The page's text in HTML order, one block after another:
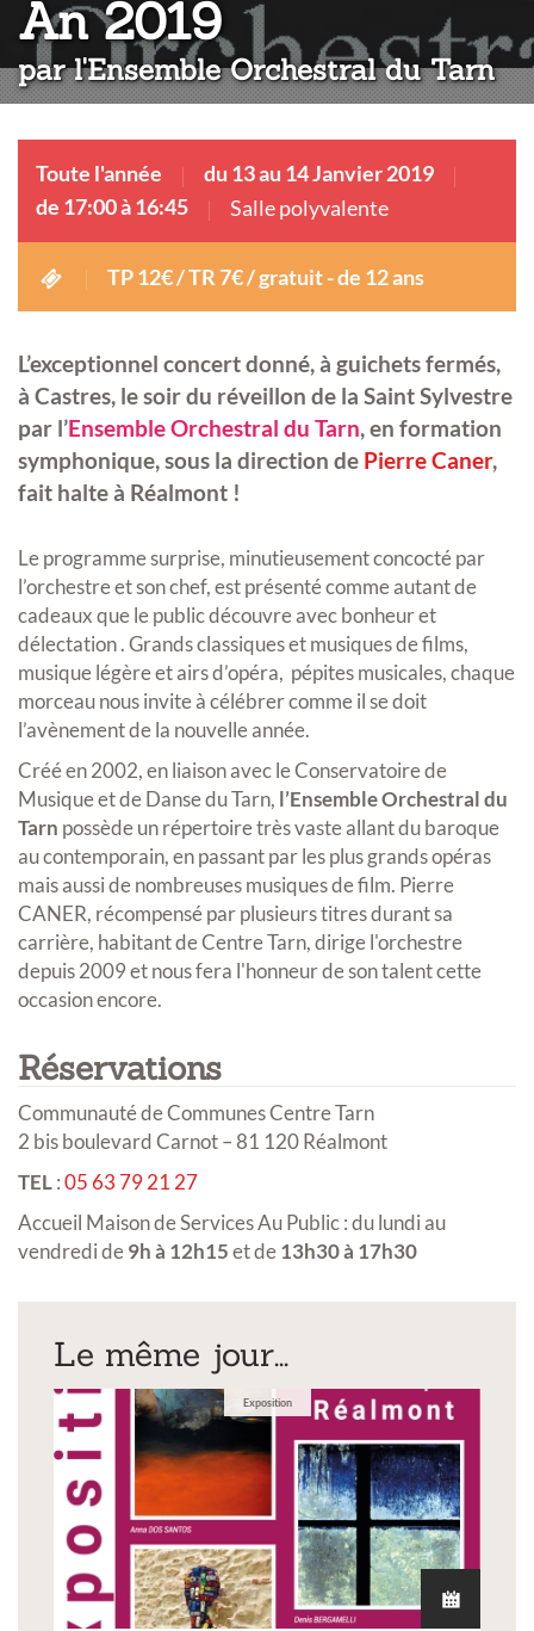
An 2019:
par l'Ensemble Orchestral du Tarn
Toute l'année
du 13 au 14 Janvier 2019
de 17:00 à 16:45
Salle polyvalente
TP 12€ / TR 7€ / gratuit - de 12 ans
L’exceptionnel concert donné, à guichets fermés,
à Castres, le soir du réveillon de la Saint Sylvestre
par l’Ensemble Orchestral du Tarn, en formation
symphonique, sous la direction de Pierre Caner,
fait halte à Réalmont !
Le programme surprise, minutieusement concocté par
l’orchestre et son chef, est présenté comme autant de
cadeaux que le public découvre avec bonheur et
délectation . Grands classiques et musiques de films,
musique légère et airs d’opéra, pépites musicales, chaque
morceau nous invite à célébrer comme il se doit
l’avènement de la nouvelle année.
Créé en 2002, en liaison avec le Conservatoire de
Musique et de Danse du Tarn, l’Ensemble Orchestral du
Tarn possède un répertoire très vaste allant du baroque
au contemporain, en passant par les plus grands opéras
mais aussi de nombreuses musiques de film. Pierre
CANER, récompensé par plusieurs titres durant sa
carrière, habitant de Centre Tarn, dirige l'orchestre
depuis 2009 et nous fera l'honneur de son talent cette
occasion encore.
Réservations
Communauté de Communes Centre Tarn
2 bis boulevard Carnot – 81 120 Réalmont
TEL:05 63 79 21 27
Accueil Maison de Services Au Public : du lundi au
vendredi de9h à 12h15et de13h30 à 17h30
Le même jour...
Exposition